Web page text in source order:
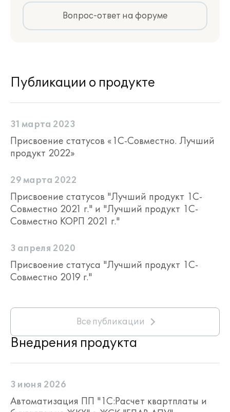
Вопрос-ответ на форуме
Публикации о продукте
31 марта 2023
Присвоение статусов «1С-Совместно. Лучший
продукт 2022»
29 марта 2022
Присвоение статусов "Лучший продукт 1С-
Совместно 2021 г." и "Лучший продукт 1С-
Совместно КОРП 2021 г."
3 апреля 2020
Присвоение статуса "Лучший продукт 1С-
Совместно 2019 г."
Все публикации
Внедрения продукта
3 июня 2026
Автоматизация ПП "1С:Расчет квартплаты и